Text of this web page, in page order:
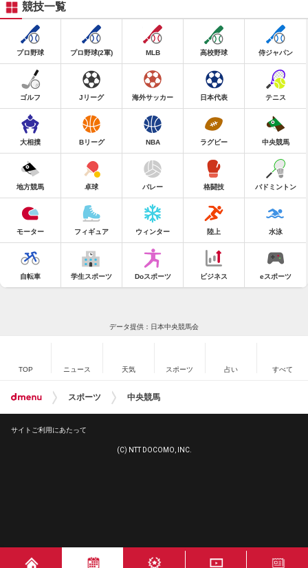
競技一覧
プロ野球 プロ野球(2軍) MLB 高校野球 侍ジャパン
ゴルフ Jリーグ 海外サッカー 日本代表 テニス
大相撲 Bリーグ NBA ラグビー 中央競馬
地方競馬 卓球 バレー 格闘技 バドミントン
モーター フィギュア ウィンター 陸上 水泳
自転車 学生スポーツ Doスポーツ ビジネス eスポーツ
データ提供：日本中央競馬会
TOP ニュース 天気 スポーツ 占い すべて
スポーツ 中央競馬
サイトご利用にあたって
(C) NTT DOCOMO, INC.